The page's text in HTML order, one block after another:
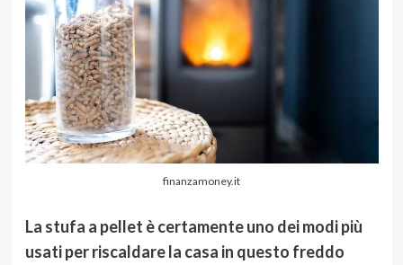
finanzamoney.it
La stufa a pellet è certamente uno dei modi più
usati per riscaldare la casa in questo freddo